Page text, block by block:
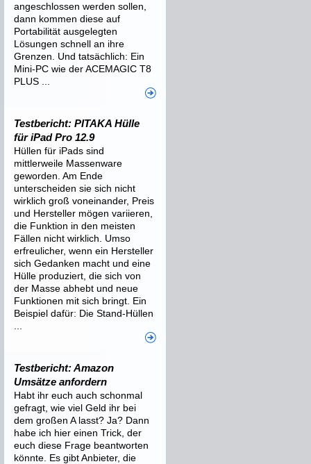
angeschlossen werden sollen,
dann kommen diese auf
Portabilität ausgelegten
Lösungen schnell an ihre
Grenzen. Und tatsächlich: Ein
Mini-PC wie der ACEMAGIC T8
PLUS ...
Testbericht: PITAKA Hülle
für iPad Pro 12.9
Hüllen für iPads sind
mittlerweile Massenware
geworden. Am Ende
unterscheiden sie sich nicht
wirklich groß voneinander, Preis
und Hersteller mögen variieren,
die Funktion in den meisten
Fällen nicht wirklich. Umso
erfreulicher, wenn ein Hersteller
sich Gedanken macht und eine
Hülle produziert, die sich von
der Masse abhebt und neue
Funktionen mit sich bringt. Ein
Beispiel dafür: Die Stand-Hüllen
Testbericht: Amazon
Umsätze anfordern
Habt ihr euch auch schonmal
gefragt, wie viel Geld ihr bei
dem großen A lasst? Ja? Dann
habe ich hier einen Trick, der
euch diese Frage beantworten
könnte. Es gibt Anbieter, die